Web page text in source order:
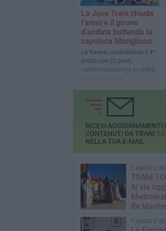
La Juve Trani chiude
l'anno e il girone
d'andata battendo la
capolista Marigliano
Le tranesi consolidano il 4^
posto con 22 punti,
confermandosi tra le realtà
RICEVI AGGIORNAMENTI
CONTENUTI DA TRANI
NELLA TUA E-MAIL
7 AGOSTO
TRANI
Al via
Re
7 AGOSTO